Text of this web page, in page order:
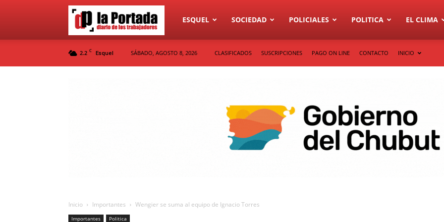
Diario
ESQUEL SOCIEDAD POLICIALES POLITICA EL CLIMA
2.2 C Esquel SÁBADO, AGOSTO 8, 2026 CLASIFICADOS SUSCRIPCIONES PAGO ON LINE CONTACTO INICIO
Inicio Importantes Wengier se suma al equipo de Ignacio Torres
Importantes Politica